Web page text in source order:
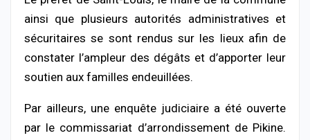
ainsi que plusieurs autorités administratives et
sécuritaires se sont rendus sur les lieux afin de
constater l’ampleur des dégâts et d’apporter leur
soutien aux familles endeuillées.
Par ailleurs, une enquête judiciaire a été ouverte
par le commissariat d’arrondissement de Pikine.